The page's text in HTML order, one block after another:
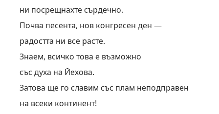
ни посрещнахте сърдечно.
Почва песента, нов конгресен ден —
радостта ни все расте.
Знаем, всичко това е възможно
със духа на Йехова.
Затова ще го славим със плам неподправен
на всеки континент!